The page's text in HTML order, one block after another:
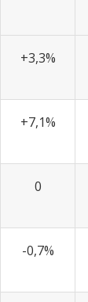
+3,3%
+7,1%
0
-0,7%